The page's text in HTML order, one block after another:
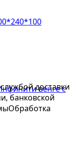
доставки
банковской
Обработка